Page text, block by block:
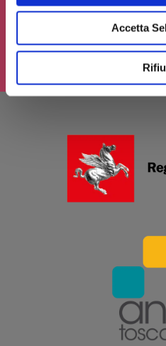
Accetta
INVIA IL TUO